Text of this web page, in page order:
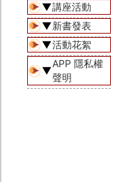
▼講座活動
▼新書發表
▼活動花絮
▼
APP 隱私權
聲明